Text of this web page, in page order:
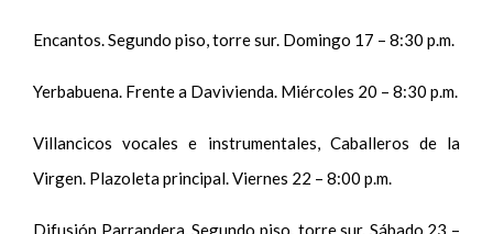
Encantos. Segundo piso, torre sur. Domingo 17 – 8:30 p.m.
Yerbabuena. Frente a Davivienda. Miércoles 20 – 8:30 p.m.
Villancicos vocales e instrumentales, Caballeros de la
Virgen. Plazoleta principal. Viernes 22 – 8:00 p.m.
Difusión Parrandera. Segundo piso, torre sur. Sábado 23 –